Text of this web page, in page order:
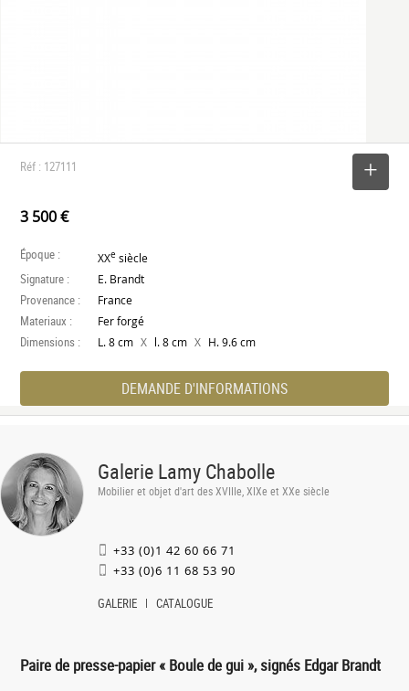
Réf : 127111
3 500 €
Époque : XXe siècle
Signature : E. Brandt
Provenance : France
Materiaux : Fer forgé
Dimensions : L. 8 cm X l. 8 cm X H. 9.6 cm
DEMANDE D'INFORMATIONS
Galerie Lamy Chabolle
Mobilier et objet d'art des XVIIIe, XIXe et XXe siècle
+33 (0)1 42 60 66 71
+33 (0)6 11 68 53 90
GALERIE CATALOGUE
Paire de presse-papier « Boule de gui », signés Edgar Brandt